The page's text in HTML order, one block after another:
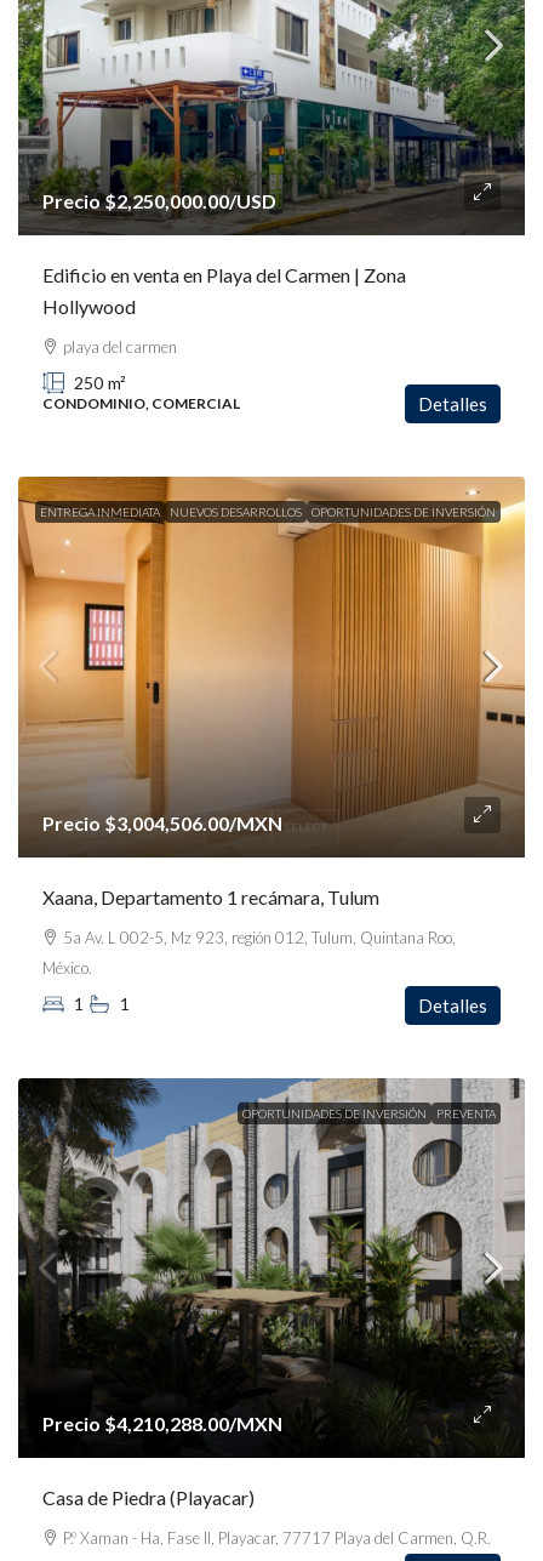
Precio$2,250,000.00/USD
Edificio en venta en Playa del Carmen | Zona
Hollywood
playa del carmen
250 m²
CONDOMINIO, COMERCIAL Detalles
ENTREGA INMEDIATA NUEVOS DESARROLLOS OPORTUNIDADES DE INVERSIÓN
Precio $3,004,506.00/MXN
Xaana, Departamento 1 recámara, Tulum
5a Av. L 002-5, Mz 923, región 012, Tulum, Quintana Roo,
México.
1 1 Detalles
OPORTUNIDADES DE INVERSIÓN PREVENTA
Precio $4,210,288.00/MXN
Casa de Piedra (Playacar)
P.º Xaman - Ha, Fase II, Playacar, 77717 Playa del Carmen, Q.R.